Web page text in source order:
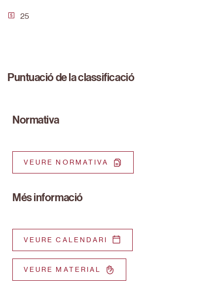
25
Puntuació de la classificació
Normativa
VEURE NORMATIVA
Més informació
VEURE CALENDARI
VEURE MATERIAL